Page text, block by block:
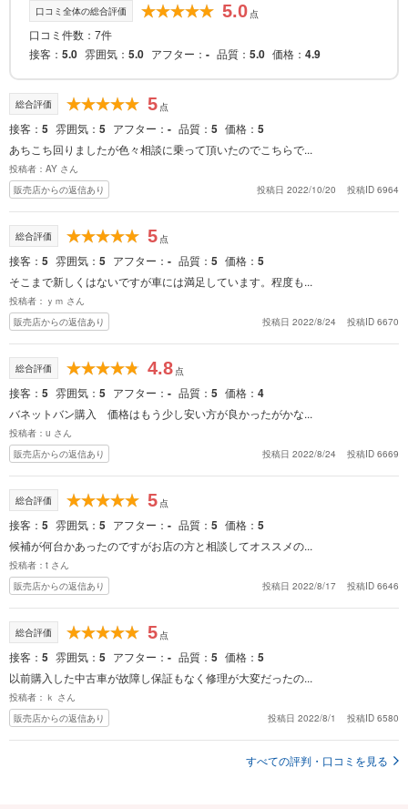
口コミ全体の総合評価 5.0 点
口コミ件数：7件
接客
5.0 雰囲気 5.0 アフター - 品質 5.0 価格 4.9
総合評価 5 点
接客 5 雰囲気 5 アフター - 品質 5 価格 5
あちこち回りましたが色々相談に乗って頂いたのでこちらで...
投稿者：AY さん
販売店からの返信あり
投稿日 2022/10/20 投稿ID 6964
総合評価 5 点
接客 5 雰囲気 5 アフター - 品質 5 価格 5
そこまで新しくはないですが車には満足しています。程度も...
投稿者：ｙｍ さん
販売店からの返信あり
投稿日 2022/8/24 投稿ID 6670
総合評価 4.8 点
接客 5 雰囲気 5 アフター - 品質 5 価格 4
バネットバン購入 価格はもう少し安い方が良かったがかな...
投稿者：u さん
販売店からの返信あり
投稿日 2022/8/24 投稿ID 6669
総合評価 5 点
接客 5 雰囲気 5 アフター - 品質 5 価格 5
候補が何台かあったのですがお店の方と相談してオススメの...
投稿者：t さん
販売店からの返信あり
投稿日 2022/8/17 投稿ID 6646
総合評価 5 点
接客 5 雰囲気 5 アフター - 品質 5 価格 5
以前購入した中古車が故障し保証もなく修理が大変だったの...
投稿者：ｋ さん
販売店からの返信あり
投稿日 2022/8/1 投稿ID 6580
すべての評判・口コミを見る